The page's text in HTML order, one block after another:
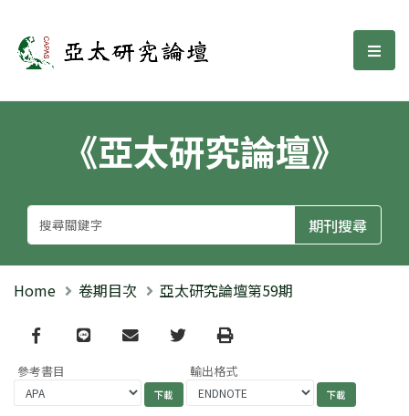
亞太研究論壇 選
《亞太研究論壇》
Home 卷期目次 亞太研究論壇第59期
Facebook
line email TwitterPrint
參考書目 輸出格式